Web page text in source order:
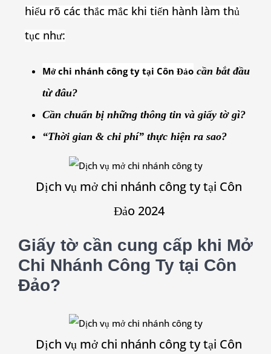
hiểu rõ các thắc mắc khi tiến hành làm thủ
tục như:
Mở chi nhánh công ty tại Côn Đảo cần bắt đầu
từ đâu?
Cần chuẩn bị những thông tin và giấy tờ gì?
“Thời gian & chi phí” thực hiện ra sao?
Dịch vụ mở chi nhánh công ty tại Côn
Đảo 2024
Giấy tờ cần cung cấp khi Mở
Chi Nhánh Công Ty tại Côn
Đảo?
Dịch vụ mở chi nhánh công ty tại Côn